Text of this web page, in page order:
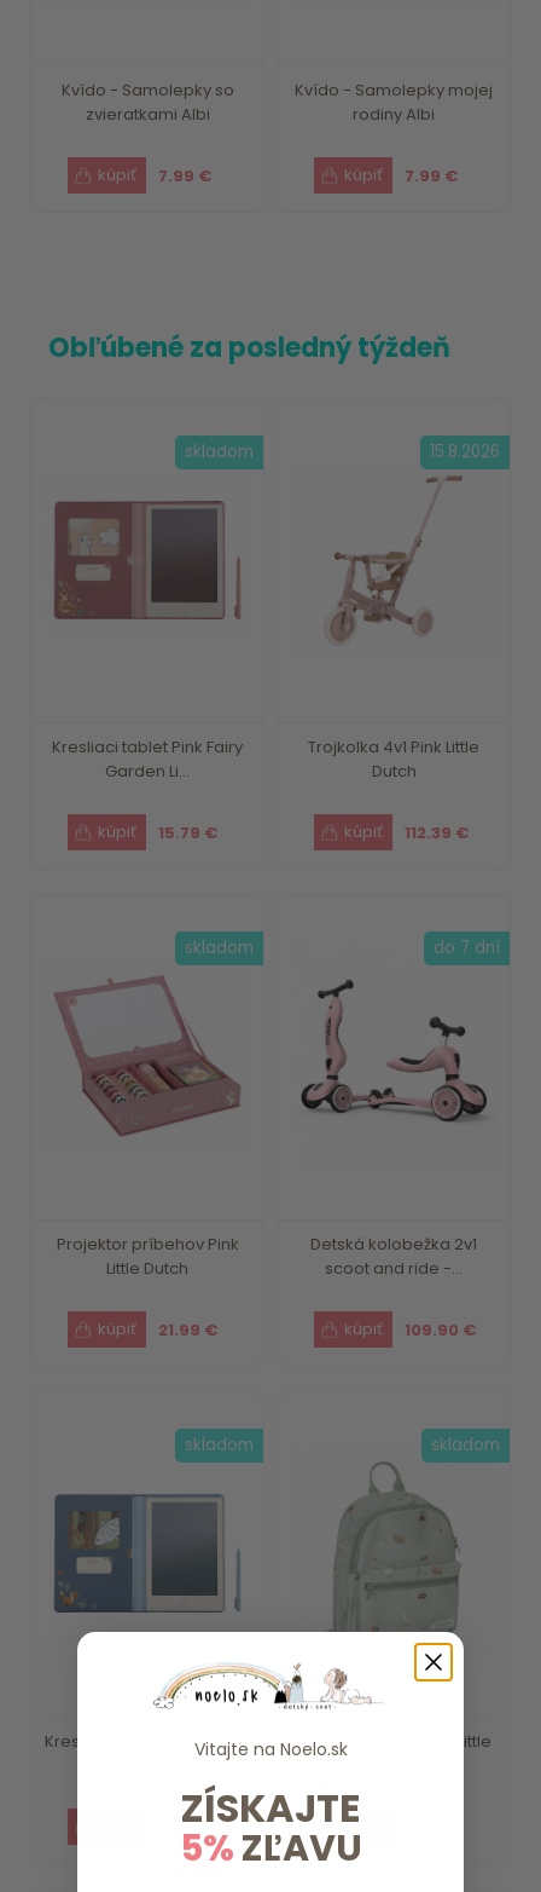
Kvído - Samolepky so
zvieratkami Albi
7.99 €
Kvído - Samolepky mojej
rodiny Albi
7.99 €
Obľúbené za posledný týždeň
Kresliaci tablet Pink Fairy
Garden Li...
15.79 €
skladom
Trojkolka 4v1 Pink Little
Dutch
112.39 €
15.8.2026
Projektor príbehov Pink
Little Dutch
21.99 €
skladom
Detská kolobežka 2v1
scoot and ride -...
109.90 €
do 7 dní
Kresliaci tablet Blue Forest
15.79 €
skladom
Detský batoh Farma Little
skladom
Vitajte na Noelo.sk
ZÍSKAJTE
5%ZĽAVU